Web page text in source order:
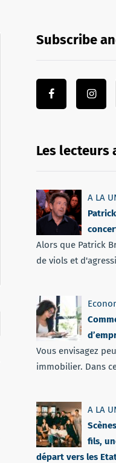
Subscribe
Les lecteurs
A LA
Alors que Patrick
de viols et
Vous envisagez
immobilier. Dans
A LA
fils,
départ vers les